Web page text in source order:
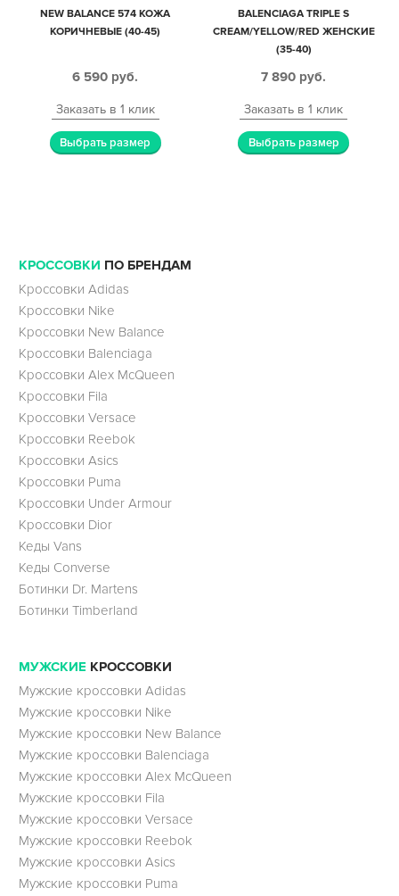
NEW BALANCE 574 КОЖА
КОРИЧНЕВЫЕ (40-45)
6 590 руб.
Заказать в 1 клик
Выбрать размер
BALENCIAGA TRIPLE S
CREAM/YELLOW/RED ЖЕНСКИЕ
(35-40)
7 890 руб.
Заказать в 1 клик
Выбрать размер
КРОССОВКИ ПО БРЕНДАМ
Кроссовки Adidas
Кроссовки Nike
Кроссовки New Balance
Кроссовки Balenciaga
Кроссовки Alex McQueen
Кроссовки Fila
Кроссовки Versace
Кроссовки Reebok
Кроссовки Asics
Кроссовки Puma
Кроссовки Under Armour
Кроссовки Dior
Кеды Vans
Кеды Converse
Ботинки Dr. Martens
Ботинки Timberland
МУЖСКИЕ КРОССОВКИ
Мужские кроссовки Adidas
Мужские кроссовки Nike
Мужские кроссовки New Balance
Мужские кроссовки Balenciaga
Мужские кроссовки Alex McQueen
Мужские кроссовки Fila
Мужские кроссовки Versace
Мужские кроссовки Reebok
Мужские кроссовки Asics
Мужские кроссовки Puma